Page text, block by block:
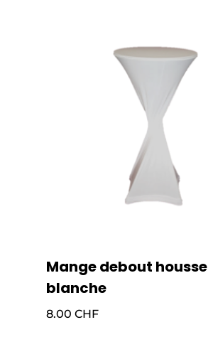
Mange debout housse
blanche
8.00 CHF